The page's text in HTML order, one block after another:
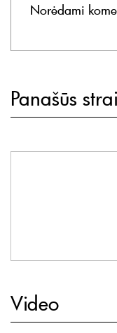
Norėdami
Panašūs
Video